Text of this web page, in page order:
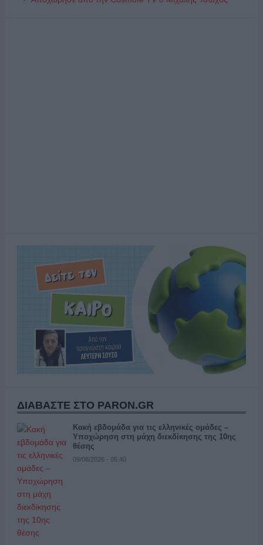
ΔΙΑΒΑΣΤΕ ΣΤΟ PARON.GR
Κακή εβδομάδα για τις ελληνικές ομάδες –
Υποχώρηση στη μάχη διεκδίκησης της 10ης
θέσης
09/08/2026 - 05:40